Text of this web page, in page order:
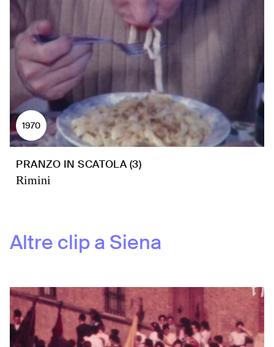
1970
PRANZO IN SCATOLA (3)
Rimini
Altre clip a Siena